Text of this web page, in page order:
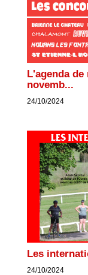
L'agenda
novemb...
24/10/2024
Les
24/10/2024